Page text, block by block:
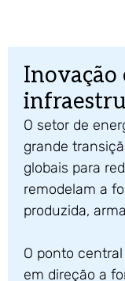
Inovação
O setor de
grande
globais para
remodelam a
produzida,
O ponto
em direção a